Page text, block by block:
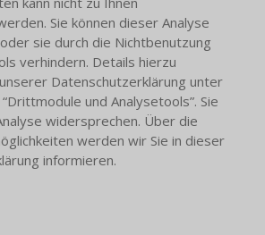
Sie können dieser Analyse
sie durch die Nichtbenutzung
verhindern. Details hierzu
Datenschutzerklärung unter
und Analysetools”. Sie
widersprechen. Über die
werden wir Sie in dieser
informieren.